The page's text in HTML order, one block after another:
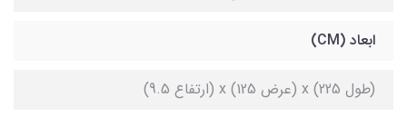
ابعاد (CM)
(طول 225) x (عرض 125) x (ارتفاع 9.5)